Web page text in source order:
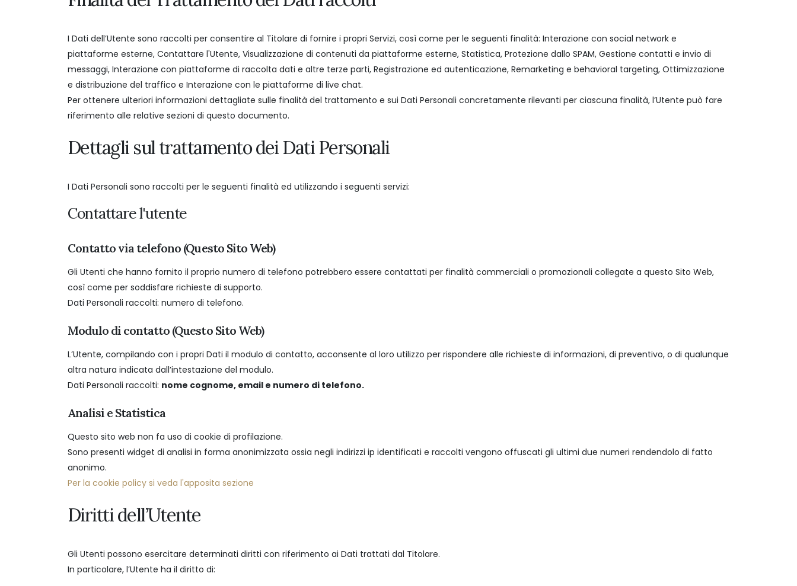
I Dati dell’Utente sono raccolti per consentire al Titolare di fornire i propri Servizi, così come per le seguenti finalità: Interazione con social network e
piattaforme esterne, Contattare l'Utente, Visualizzazione di contenuti da piattaforme esterne, Statistica, Protezione dallo SPAM, Gestione contatti e invio di
messaggi, Interazione con piattaforme di raccolta dati e altre terze parti, Registrazione ed autenticazione, Remarketing e behavioral targeting, Ottimizzazione
e distribuzione del traffico e Interazione con le piattaforme di live chat.
Per ottenere ulteriori informazioni dettagliate sulle finalità del trattamento e sui Dati Personali concretamente rilevanti per ciascuna finalità, l’Utente può fare
riferimento alle relative sezioni di questo documento.
Dettagli sul trattamento dei Dati Personali
I Dati Personali sono raccolti per le seguenti finalità ed utilizzando i seguenti servizi:
Contattare l'utente
Contatto via telefono (Questo Sito Web)
Gli Utenti che hanno fornito il proprio numero di telefono potrebbero essere contattati per finalità commerciali o promozionali collegate a questo Sito Web,
così come per soddisfare richieste di supporto.
Dati Personali raccolti: numero di telefono.
Modulo di contatto (Questo Sito Web)
L’Utente, compilando con i propri Dati il modulo di contatto, acconsente al loro utilizzo per rispondere alle richieste di informazioni, di preventivo, o di qualunque
altra natura indicata dall’intestazione del modulo.
Dati Personali raccolti: nome cognome, email e numero di telefono.
Analisi e Statistica
Questo sito web non fa uso di cookie di profilazione.
Sono presenti widget di analisi in forma anonimizzata ossia negli indirizzi ip identificati e raccolti vengono offuscati gli ultimi due numeri rendendolo di fatto
anonimo.
Per la cookie policy si veda l'apposita sezione
Diritti dell’Utente
Gli Utenti possono esercitare determinati diritti con riferimento ai Dati trattati dal Titolare.
In particolare, l’Utente ha il diritto di: